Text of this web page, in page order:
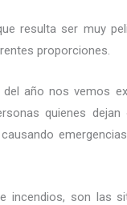
resulta ser muy
proporciones.
año nos vemos
quienes
incendios, son las